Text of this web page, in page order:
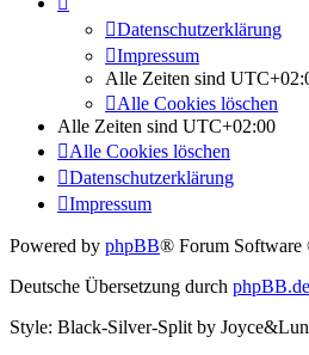
Datenschutzerklärung
Impressum
Alle Zeiten sind
Alle Cookies löschen
Alle Zeiten sind UTC+02:00
Alle Cookies löschen
Datenschutzerklärung
Impressum
Powered by phpBB® Forum
Deutsche Übersetzung durch phpBB.de
Style: Black-Silver-Split by